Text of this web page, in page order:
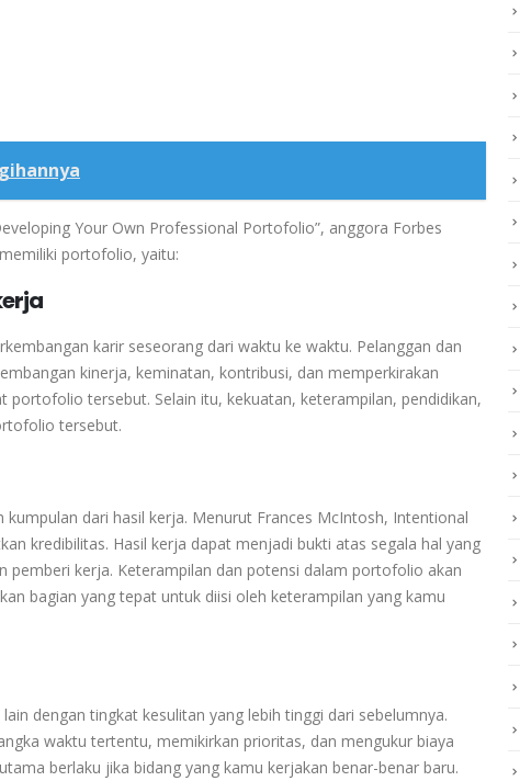
Your Own Professional Portofolio”, anggora Forbes
portofolio, yaitu:
karir seseorang dari waktu ke waktu. Pelanggan dan
kinerja, keminatan, kontribusi, dan memperkirakan
tersebut. Selain itu, kekuatan, keterampilan, pendidikan,
tersebut.
dari hasil kerja. Menurut Frances McIntosh, Intentional
kredibilitas. Hasil kerja dapat menjadi bukti atas segala hal yang
pemberi kerja. Keterampilan dan potensi dalam portofolio akan
bagian yang tepat untuk diisi oleh keterampilan yang kamu
dengan tingkat kesulitan yang lebih tinggi dari sebelumnya.
waktu tertentu, memikirkan prioritas, dan mengukur biaya
berlaku jika bidang yang kamu kerjakan benar-benar baru.